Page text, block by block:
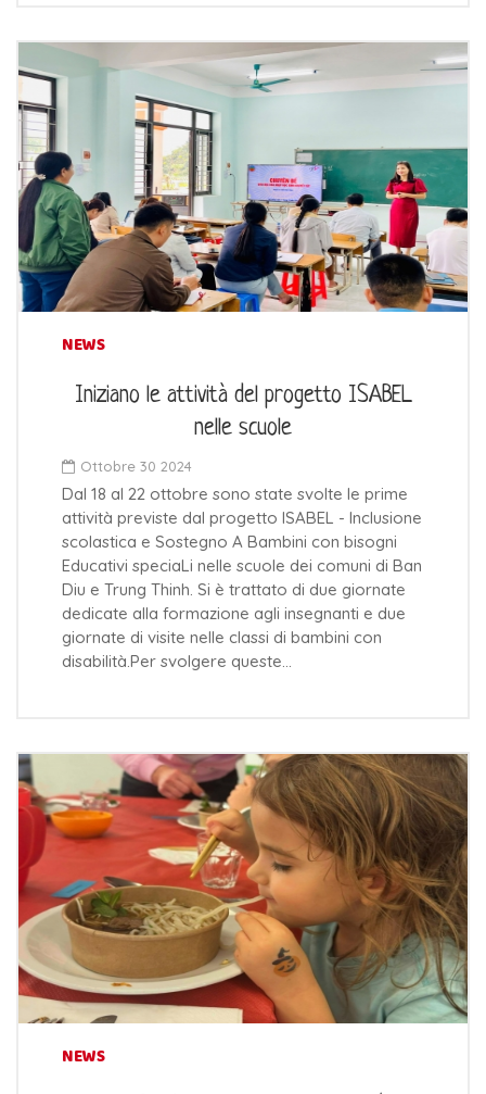
NEWS
Iniziano le attività del progetto ISABEL
nelle scuole
Ottobre 30 2024
Dal 18 al 22 ottobre sono state svolte le prime
attività previste dal progetto ISABEL - Inclusione
scolastica e Sostegno A Bambini con bisogni
Educativi speciaLi nelle scuole dei comuni di Ban
Diu e Trung Thinh. Si è trattato di due giornate
dedicate alla formazione agli insegnanti e due
giornate di visite nelle classi di bambini con
disabilità.Per svolgere queste…
NEWS